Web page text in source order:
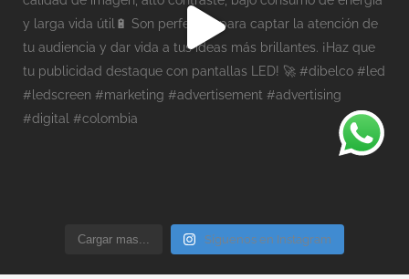
Cargar mas... Síguenos en Instagram